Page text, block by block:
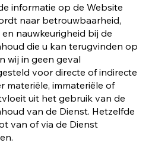
informatie op de Website
naar betrouwbaarheid,
nauwkeurigheid bij de
die u kan terugvinden op
wij in geen geval
voor directe of indirecte
materiële, immateriële of
uit het gebruik van de
van de Dienst. Hetzelfde
van of via de Dienst